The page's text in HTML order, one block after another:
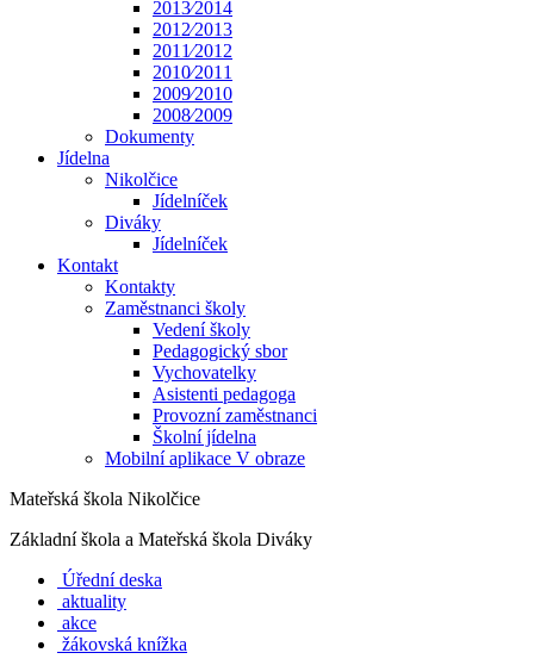
2013⁄2014
2012⁄2013
2011⁄2012
2010⁄2011
2009⁄2010
2008⁄2009
Dokumenty
Jídelna
Nikolčice
Jídelníček
Diváky
Jídelníček
Kontakt
Kontakty
Zaměstnanci školy
Vedení školy
Pedagogický sbor
Vychovatelky
Asistenti pedagoga
Provozní zaměstnanci
Školní jídelna
Mobilní aplikace V obraze
Mateřská škola Nikolčice
Základní škola a Mateřská škola Diváky
Úřední deska
aktuality
akce
žákovská knížka